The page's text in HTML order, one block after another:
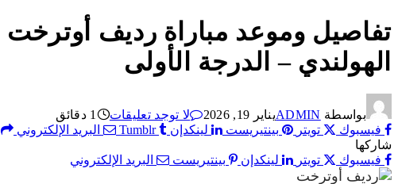
الهولندي – الدرجة الأولى
بواسطة ADMINيناير 19, 2026 لا توجد تعليقات
1 دقائق
فيسبوك
تويتر بينتيريست لينكدإن Tumblr
البريد الإلكتروني
شاركها
فيسبوك
تويتر لينكدإن بينتيريست البريد الإلكتروني